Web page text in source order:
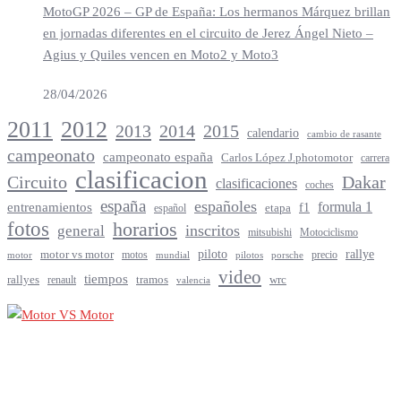
MotoGP 2026 – GP de España: Los hermanos Márquez brillan
en jornadas diferentes en el circuito de Jerez Ángel Nieto –
Agius y Quiles vencen en Moto2 y Moto3
28/04/2026
2011 2012 2013 2014 2015 calendario cambio de rasante
campeonato campeonato españa Carlos López J.photomotor carrera
Circuito clasificacion clasificaciones coches Dakar
entrenamientos españa español españoles etapa f1 formula 1
fotos general horarios inscritos mitsubishi Motociclismo
motor motor vs motor motos mundial piloto pilotos porsche precio rallye
rallyes renault tiempos tramos valencia video wrc